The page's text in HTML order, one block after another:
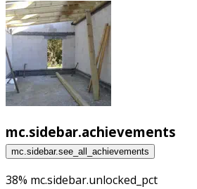
mc.sidebar.achievements
mc.sidebar.see_all_achievements
38% mc.sidebar.unlocked_pct